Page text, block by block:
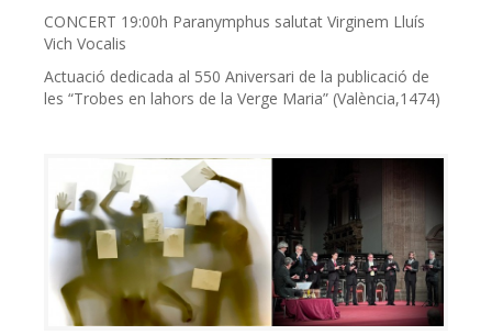
CONCERT 19:00h Paranymphus salutat Virginem Lluís
Vich Vocalis
Actuació dedicada al 550 Aniversari de la publicació de
les “Trobes en lahors de la Verge Maria” (València,1474)